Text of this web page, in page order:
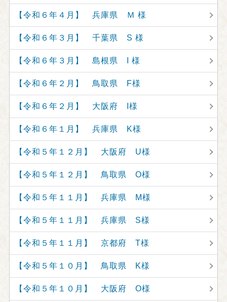
【令和６年４月】 兵庫県 Ｍ 様
【令和６年３月】 千葉県 S 様
【令和６年３月】 島根県 I 様
【令和６年２月】 鳥取県 F様
【令和６年２月】 大阪府 I様
【令和６年１月】 兵庫県 K様
【令和５年１２月】 大阪府 U様
【令和５年１２月】 鳥取県 O様
【令和５年１１月】 兵庫県 M様
【令和５年１１月】 兵庫県 S様
【令和５年１１月】 京都府 T様
【令和５年１０月】 鳥取県 K様
【令和５年１０月】 大阪府 O様